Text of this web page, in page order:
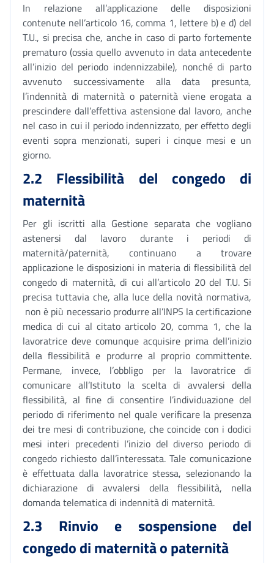
In relazione all’applicazione delle disposizioni
contenute nell’articolo 16, comma 1, lettere b) e d) del
T.U., si precisa che, anche in caso di parto fortemente
prematuro (ossia quello avvenuto in data antecedente
all’inizio del periodo indennizzabile), nonché di parto
avvenuto successivamente alla data presunta,
l’indennità di maternità o paternità viene erogata a
prescindere dall’effettiva astensione dal lavoro, anche
nel caso in cui il periodo indennizzato, per effetto degli
eventi sopra menzionati, superi i cinque mesi e un
giorno.
2.2 Flessibilità del congedo di
maternità
Per gli iscritti alla Gestione separata che vogliano
astenersi dal lavoro durante i periodi di
maternità/paternità, continuano a trovare
applicazione le disposizioni in materia di flessibilità del
congedo di maternità, di cui all’articolo 20 del T.U. Si
precisa tuttavia che, alla luce della novità normativa,
non è più necessario produrre all’INPS la certificazione
medica di cui al citato articolo 20, comma 1, che la
lavoratrice deve comunque acquisire prima dell’inizio
della flessibilità e produrre al proprio committente.
Permane, invece, l’obbligo per la lavoratrice di
comunicare all’Istituto la scelta di avvalersi della
flessibilità, al fine di consentire l’individuazione del
periodo di riferimento nel quale verificare la presenza
dei tre mesi di contribuzione, che coincide con i dodici
mesi interi precedenti l’inizio del diverso periodo di
congedo richiesto dall’interessata. Tale comunicazione
è effettuata dalla lavoratrice stessa, selezionando la
dichiarazione di avvalersi della flessibilità, nella
domanda telematica di indennità di maternità.
2.3 Rinvio e sospensione del
congedo di maternità o paternità